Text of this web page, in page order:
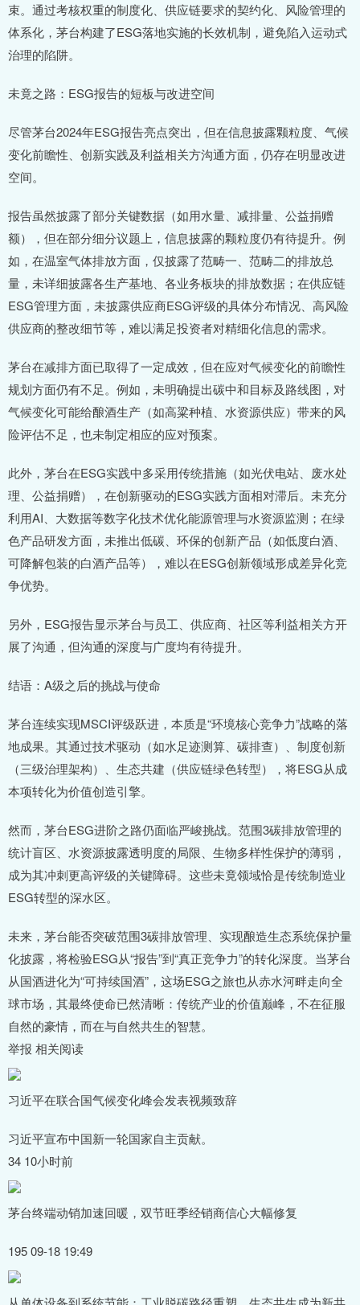
束。通过考核权重的制度化、供应链要求的契约化、风险管理的
体系化，茅台构建了ESG落地实施的长效机制，避免陷入运动式
治理的陷阱。
未竟之路：ESG报告的短板与改进空间
尽管茅台2024年ESG报告亮点突出，但在信息披露颗粒度、气候
变化前瞻性、创新实践及利益相关方沟通方面，仍存在明显改进
空间。
报告虽然披露了部分关键数据（如用水量、减排量、公益捐赠
额），但在部分细分议题上，信息披露的颗粒度仍有待提升。例
如，在温室气体排放方面，仅披露了范畴一、范畴二的排放总
量，未详细披露各生产基地、各业务板块的排放数据；在供应链
ESG管理方面，未披露供应商ESG评级的具体分布情况、高风险
供应商的整改细节等，难以满足投资者对精细化信息的需求。​
茅台在减排方面已取得了一定成效，但在应对气候变化的前瞻性
规划方面仍有不足。例如，未明确提出碳中和目标及路线图，对
气候变化可能给酿酒生产（如高粱种植、水资源供应）带来的风
险评估不足，也未制定相应的应对预案。​
此外，茅台在ESG实践中多采用传统措施（如光伏电站、废水处
理、公益捐赠），在创新驱动的ESG实践方面相对滞后。未充分
利用AI、大数据等数字化技术优化能源管理与水资源监测；在绿
色产品研发方面，未推出低碳、环保的创新产品（如低度白酒、
可降解包装的白酒产品等），难以在ESG创新领域形成差异化竞
争优势。​
另外，ESG报告显示茅台与员工、供应商、社区等利益相关方开
展了沟通，但沟通的深度与广度均有待提升。​
结语：A级之后的挑战与使命
茅台连续实现MSCI评级跃进，本质是“环境核心竞争力”战略的落
地成果。其通过技术驱动（如水足迹测算、碳排查）、制度创新
（三级治理架构）、生态共建（供应链绿色转型），将ESG从成
本项转化为价值创造引擎。
然而，茅台ESG进阶之路仍面临严峻挑战。范围3碳排放管理的
统计盲区、水资源披露透明度的局限、生物多样性保护的薄弱，
成为其冲刺更高评级的关键障碍。这些未竟领域恰是传统制造业
ESG转型的深水区。
未来，茅台能否突破范围3碳排放管理、实现酿造生态系统保护量
化披露，将检验ESG从“报告”到“真正竞争力”的转化深度。当茅台
从国酒进化为“可持续国酒”，这场ESG之旅也从赤水河畔走向全
球市场，其最终使命已然清晰：传统产业的价值巅峰，不在征服
自然的豪情，而在与自然共生的智慧。
举报 相关阅读
习近平在联合国气候变化峰会发表视频致辞
习近平宣布中国新一轮国家自主贡献。
34 10小时前
茅台终端动销加速回暖，双节旺季经销商信心大幅修复
195 09-18 19:49